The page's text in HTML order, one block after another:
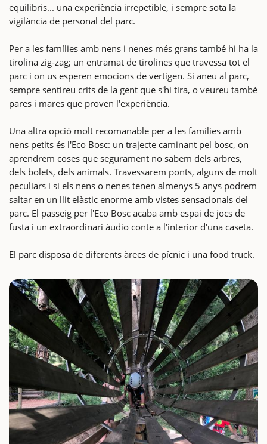
equilibris... una experiència irrepetible, i sempre sota la
vigilància de personal del parc.
Per a les famílies amb nens i nenes més grans també hi ha la
tirolina zig-zag; un entramat de tirolines que travessa tot el
parc i on us esperen emocions de vertigen. Si aneu al parc,
sempre sentireu crits de la gent que s'hi tira, o veureu també
pares i mares que proven l'experiència.
Una altra opció molt recomanable per a les famílies amb
nens petits és l'Eco Bosc: un trajecte caminant pel bosc, on
aprendrem coses que segurament no sabem dels arbres,
dels bolets, dels animals. Travessarem ponts, alguns de molt
peculiars i si els nens o nenes tenen almenys 5 anys podrem
saltar en un llit elàstic enorme amb vistes sensacionals del
parc. El passeig per l'Eco Bosc acaba amb espai de jocs de
fusta i un extraordinari àudio conte a l'interior d'una caseta.
El parc disposa de diferents àrees de pícnic i una food truck.